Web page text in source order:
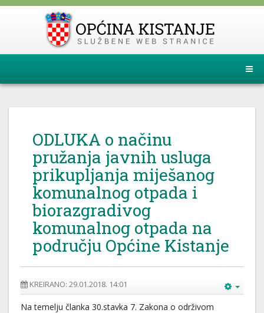
ODLUKA o načinu
pružanja javnih usluga
prikupljanja miješanog
komunalnog otpada i
biorazgradivog
komunalnog otpada na
području Općine Kistanje
KREIRANO: 29.01.2018. 14:01
Na temelju članka 30.stavka 7. Zakona o održivom